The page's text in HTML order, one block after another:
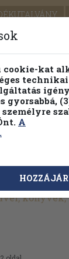
Témaköri fa
kat
gyorsabbá,
A